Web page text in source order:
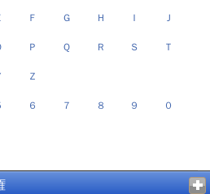
Ｆ Ｇ Ｈ Ｉ Ｊ
Ｐ Ｑ Ｒ Ｓ Ｔ
Ｚ
６ ７ ８ ９ ０